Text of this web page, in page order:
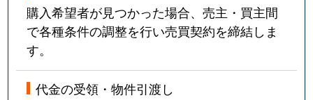
購入希望者が見つかった場合、売主・買主間
で各種条件の調整を行い売買契約を締結しま
す。
代金の受領・物件引渡し